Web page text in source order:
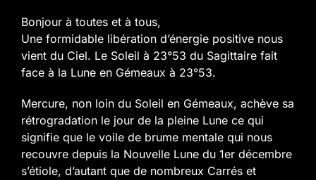
Bonjour à toutes et à tous,
Une formidable libération d’énergie positive nous
vient du Ciel. Le Soleil à 23°53 du Sagittaire fait
face à la Lune en Gémeaux à 23°53.
Mercure, non loin du Soleil en Gémeaux, achève sa
rétrogradation le jour de la pleine Lune ce qui
signifie que le voile de brume mentale qui nous
recouvre depuis la Nouvelle Lune du 1er décembre
s’étiole, d’autant que de nombreux Carrés et